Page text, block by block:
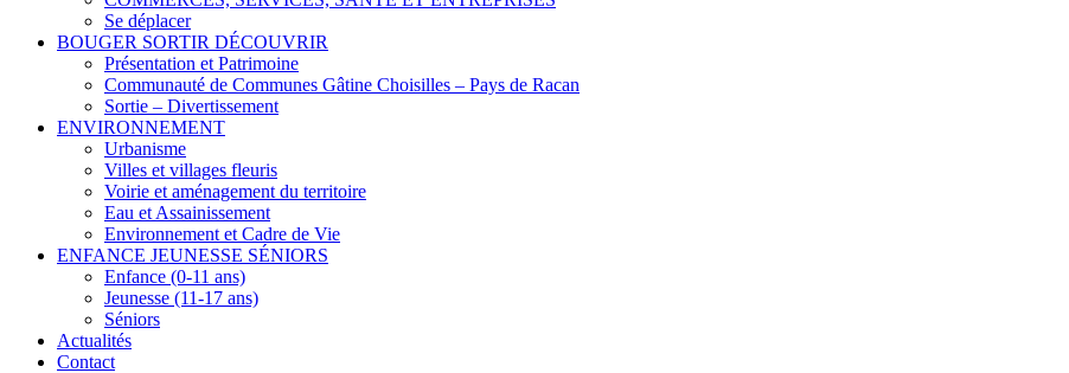
Se déplacer
BOUGER SORTIR DÉCOUVRIR
Présentation et Patrimoine
Communauté de Communes Gâtine Choisilles – Pays de Racan
Sortie – Divertissement
ENVIRONNEMENT
Urbanisme
Villes et villages fleuris
Voirie et aménagement du territoire
Eau et Assainissement
Environnement et Cadre de Vie
ENFANCE JEUNESSE SÉNIORS
Enfance (0-11 ans)
Jeunesse (11-17 ans)
Séniors
Actualités
Contact